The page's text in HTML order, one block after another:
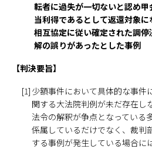
転者に過失が一切ないと認め
当利得であるとして返還対象に
相互協定に従い確定された調
解の誤りがあったとした事例
【判決要旨】
[1] 少額事件において具体的な事件
関する大法院判例が未だ存在し
法令の解釈が争点となっている
係属しているだけでなく、裁判
する事例が発生している場合に